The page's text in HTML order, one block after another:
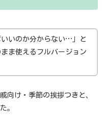
いいのか分からない…」と
ま使えるフルバージョン
向け・季節の挨拶つきと、
。